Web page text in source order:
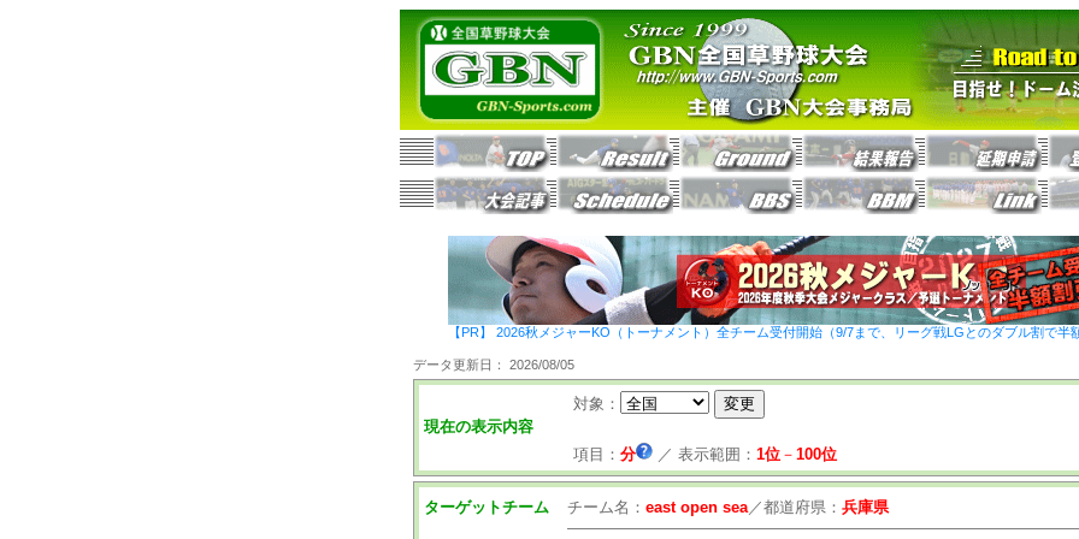
【PR】 2026秋メジャーKO（トーナメント）全チーム受付開始（9/7まで、リーグ戦LGとのダブル割で半
データ更新日： 2026/08/05
現在の表示内容
対象：
項目： 分 ／ 表示範囲： 1位－ 100位
ターゲットチーム チーム名： east open sea／都道府県： 兵庫県